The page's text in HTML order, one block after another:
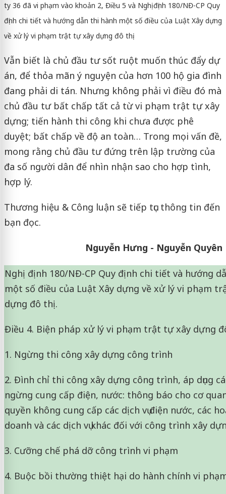
ty 36 đã vi phạm vào khoản 2, Điều 5 và Nghị định 180/NĐ-CP Quy
định chi tiết và hướng dẫn thi hành một số điều của Luật Xây dựng
về xử lý vi phạm trật tự xây dựng đô thị.
Vẫn biết là chủ đầu tư sốt ruột muốn thúc đẩy dự
án, để thỏa mãn ý nguyện của hơn 100 hộ gia đình
đang phải di tán. Nhưng không phải vì điều đó mà
chủ đầu tư bất chấp tất cả từ vi phạm trật tự xây
dựng; tiến hành thi công khi chưa được phê
duyệt; bất chấp về độ an toàn… Trong mọi vấn đề,
mong rằng chủ đầu tư đứng trên lập trường của
đa số người dân để nhìn nhận sao cho hợp tình,
hợp lý.
Thương hiệu & Công luận sẽ tiếp tục thông tin đến
bạn đọc.
Nguyễn Hưng - Nguyễn Quyên
Nghị định 180/NĐ-CP Quy định chi tiết và hướng
một số điều của Luật Xây dựng về xử lý vi phạm
dựng đô thị.
Điều 4. Biện pháp xử lý vi phạm trật tự xây dựng
1. Ngừng thi công xây dựng công trình
2. Đình chỉ thi công xây dựng công trình, áp dụng
ngừng cung cấp điện, nước: thông báo cho cơ
quyền không cung cấp các dịch vụ điện nước, các
doanh và các dịch vụ khác đối với công trình xây
3. Cưỡng chế phá dỡ công trình vi phạm
4. Buộc bồi thường thiệt hại do hành chính vi